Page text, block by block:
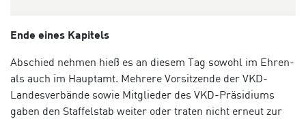
Ende eines Kapitels
Abschied nehmen hieß es an diesem Tag sowohl im Ehren-
als auch im Hauptamt. Mehrere Vorsitzende der VKD-
Landesverbände sowie Mitglieder des VKD-Präsidiums
gaben den Staffelstab weiter oder traten nicht erneut zur